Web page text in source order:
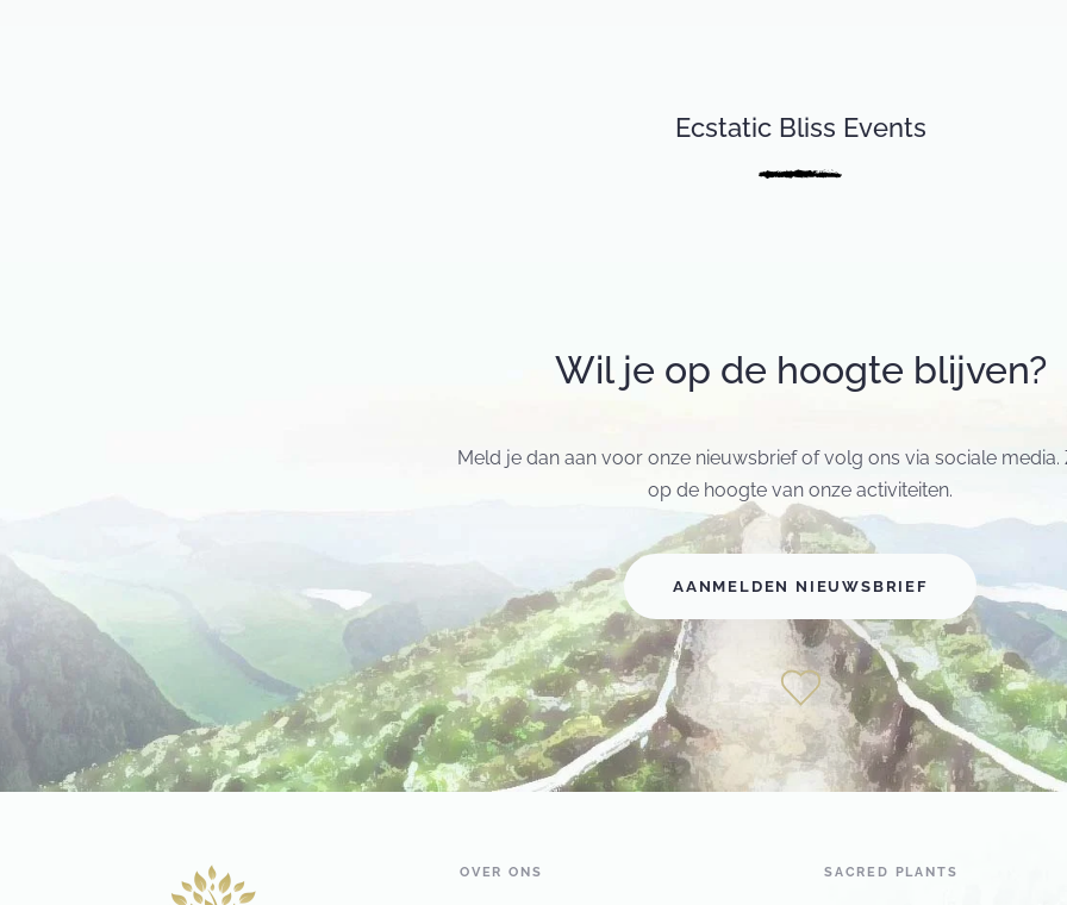
Ecstatic Bliss Events
Wil je op de hoogte blijven?
Meld je dan aan voor onze nieuwsbrief of volg ons via sociale media.
op de hoogte van onze activiteiten.
AANMELDEN NIEUWSBRIEF
OVER ONS SACRED PLANTS